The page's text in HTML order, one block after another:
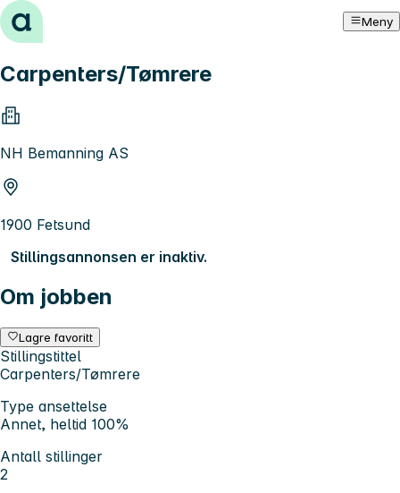
Hopp til innhold Meny
Carpenters/Tømrere
NH Bemanning AS
1900 Fetsund
Stillingsannonsen er inaktiv.
Om jobben
Lagre favoritt
Stillingstittel
Carpenters/Tømrere
Type ansettelse
Annet, heltid 100%
Antall stillinger
2